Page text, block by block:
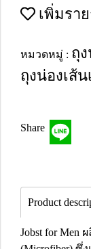
เพิ่มรา
หมวดหมู่ : ถุ
ถุงน่องเส้
Share
Product
Jobst for Men